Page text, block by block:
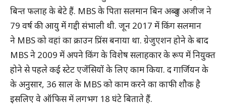
बिन्त फलाह के बेटे हैं. MBS के पिता सलमान बिन अब्दुल अजीज ने
79 वर्ष की आयु में गद्दी संभाली थी. जून 2017 में किंग सलमान
ने MBS को वहां का क्राउन प्रिंस बनाया था. ग्रेजुएशन होने के बाद
MBS ने 2009 में अपने किंग के विशेष सलाहकार के रूप में नियुक्त
होने से पहले कई स्टेट एजेंसियों के लिए काम किया. द गार्जियन के
के अनुसार, 36 साल के MBS को काम करने का काफी शौक है
इसलिए वे ऑफिस में लगभग 18 घंटे बिताते हैं.